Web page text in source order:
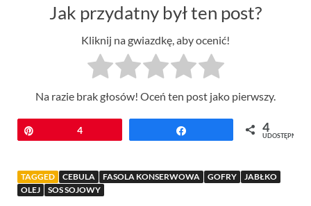
Jak przydatny był ten post?
Kliknij na gwiazdkę, aby ocenić!
Na razie brak głosów! Oceń ten post jako pierwszy.
Przypnij4 4
UDOSTĘPNIEŃ
TAGGED CEBULA FASOLA KONSERWOWA GOFRY
JABŁKO
OLEJ
SOS SOJOWY